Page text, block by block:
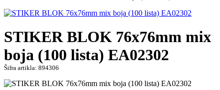
STIKER BLOK 76x76mm mix
boja (100 lista) EA02302
Šifra artikla: 894306